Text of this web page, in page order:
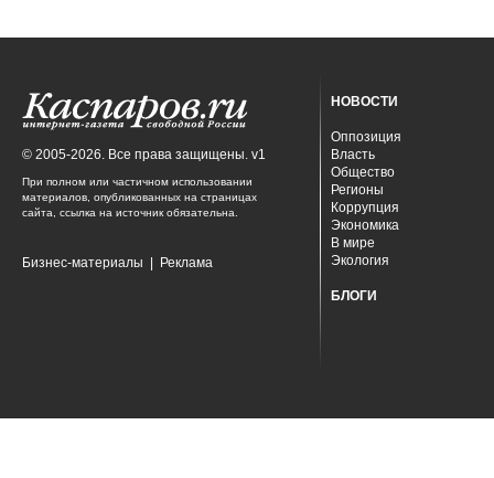
© 2005-2026. Все права защищены. v1
При полном или частичном использовании
материалов, опубликованных на страницах
сайта, ссылка на источник обязательна.
Бизнес-материалы Реклама
НОВОСТИ
Оппозиция
Власть
Общество
Регионы
Коррупция
Экономика
В мире
Экология
БЛОГИ